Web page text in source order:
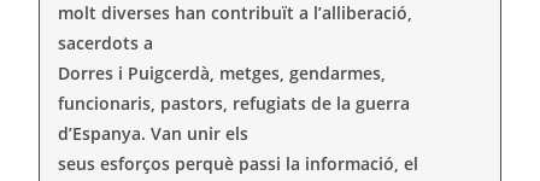
molt diverses han contribuït a l’alliberació,
sacerdots a
Dorres i Puigcerdà, metges, gendarmes,
funcionaris, pastors, refugiats de la guerra
d’Espanya. Van unir els
seus esforços perquè passi la informació, el